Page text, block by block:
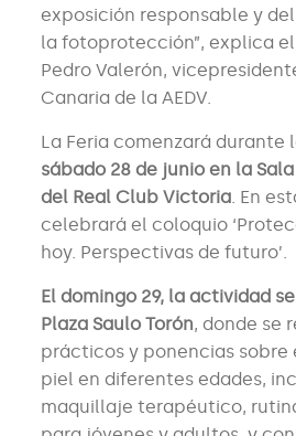
exposición responsable y
la fotoprotección”, explica
Pedro Valerón,
Canaria de la AEDV.
La Feria comenzará durante
sábado 28 de junio en la
del Real Club Victoria. En
celebrará el coloquio
hoy. Perspectivas de futuro’.
El domingo 29, la actividad
Plaza Saulo Torón, donde se
prácticos y ponencias sobre
piel en diferentes edades,
maquillaje terapéutico,